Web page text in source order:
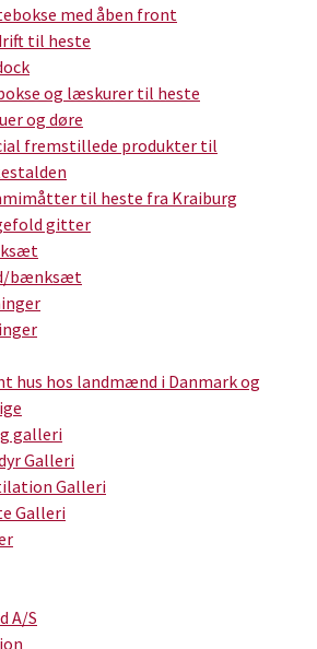
med åben front
til heste
og læskurer til heste
og døre
fremstillede produkter til
til heste fra Kraiburg
gitter
bænksæt
hus hos landmænd i Danmark og
galleri
Galleri
Galleri
Galleri
A/S